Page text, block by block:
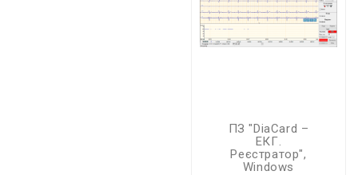
ПЗ "DiaCard –
ЕКГ.
Реєстратор",
Windows